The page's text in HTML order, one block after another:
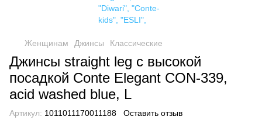
Женщинам Джинсы Классические
Джинсы straight leg c высокой
посадкой Conte Elegant CON-339,
acid washed blue, L
Артикул: 1011011170011188 Оставить отзыв